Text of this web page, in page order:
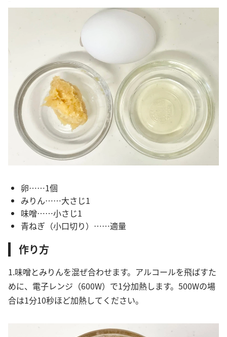
卵……1個
みりん……大さじ1
味噌……小さじ1
青ねぎ（小口切り）……適量
作り方
1.味噌とみりんを混ぜ合わせます。アルコールを飛ばすた
めに、電子レンジ（600W）で1分加熱します。500Wの場
合は1分10秒ほど加熱してください。